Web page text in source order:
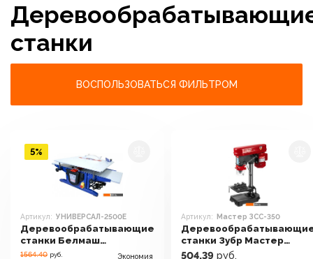
станки
ВОСПОЛЬЗОВАТЬСЯ ФИЛЬТРОМ
Артикул: УНИВЕРСАЛ-2500Е
Деревообрабатывающие
станки Белмаш
УНИВЕРСАЛ-2500Е
1564.40 руб. Экономия
5%
Артикул: Мастер ЗСС-350
станки Зубр Мастер
ЗСС-350
504,39 руб.